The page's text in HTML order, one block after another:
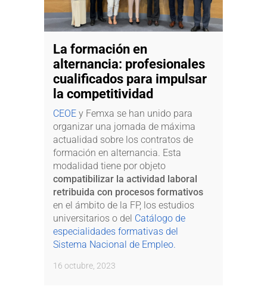
La formación en
alternancia: profesionales
cualificados para impulsar
la competitividad
CEOE y Femxa se han unido para
organizar una jornada de máxima
actualidad sobre los contratos de
formación en alternancia. Esta
modalidad tiene por objeto
compatibilizar la actividad laboral
retribuida con procesos formativos
en el ámbito de la FP, los estudios
universitarios o del Catálogo de
especialidades formativas del
Sistema Nacional de Empleo.
16 octubre, 2023